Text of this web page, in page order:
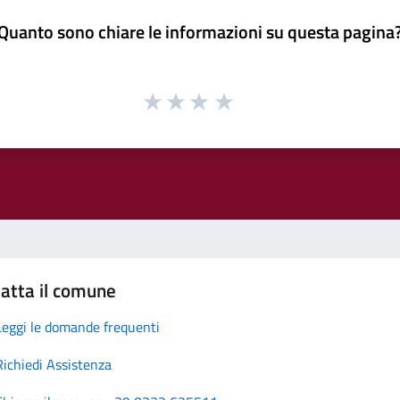
sono chiare le informazioni su questa
il comune
le domande frequenti
Assistenza